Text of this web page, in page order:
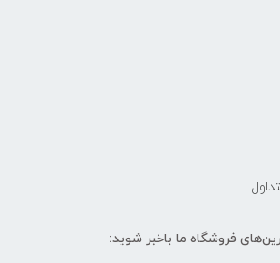
فروشگاه ما باخبر شوید: